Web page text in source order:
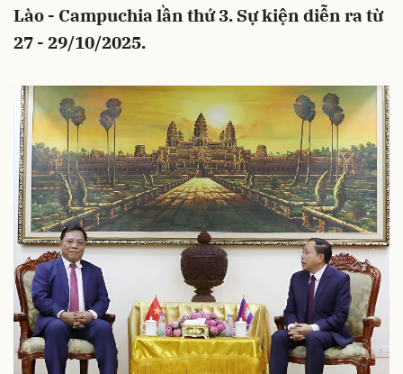
Lào - Campuchia lần thứ 3. Sự kiện diễn ra từ
27 - 29/10/2025.